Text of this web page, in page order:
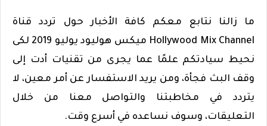
ما زالنا نتابع معكم كافة الأخبار حول تردد قناة
Hollywood Mix Channel ميكس هوليود يوليو 2019 لكى
نحيط سيادتكم علمًا عما يجرى من تقنيات أدت إلى
وقف البث فجأة، ومن يريد الاستفسار عن أمر معين، لا
يتردد في مخاطبتنا والتواصل معنا من خلال
التعليقات، وسوف نساعده في أسرع وقت.